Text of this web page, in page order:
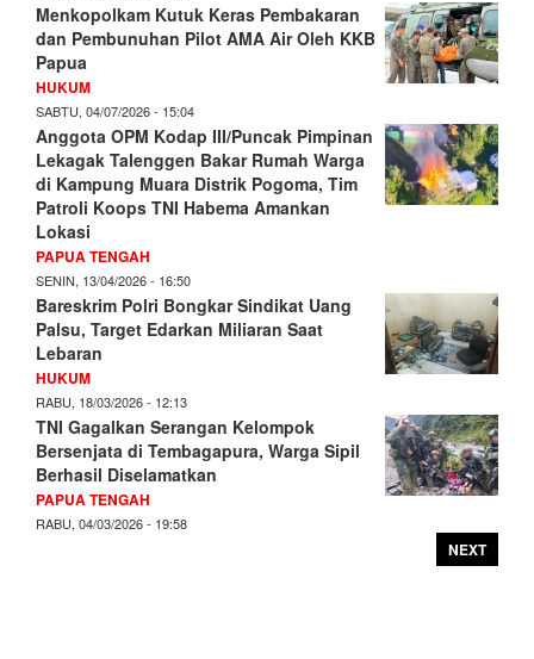
Menkopolkam Kutuk Keras Pembakaran
dan Pembunuhan Pilot AMA Air Oleh KKB
Papua
HUKUM
SABTU, 04/07/2026 - 15:04
Anggota OPM Kodap III/Puncak Pimpinan
Lekagak Talenggen Bakar Rumah Warga
di Kampung Muara Distrik Pogoma, Tim
Patroli Koops TNI Habema Amankan
Lokasi
PAPUA TENGAH
SENIN, 13/04/2026 - 16:50
Bareskrim Polri Bongkar Sindikat Uang
Palsu, Target Edarkan Miliaran Saat
Lebaran
HUKUM
RABU, 18/03/2026 - 12:13
TNI Gagalkan Serangan Kelompok
Bersenjata di Tembagapura, Warga Sipil
Berhasil Diselamatkan
PAPUA TENGAH
RABU, 04/03/2026 - 19:58
NEXT